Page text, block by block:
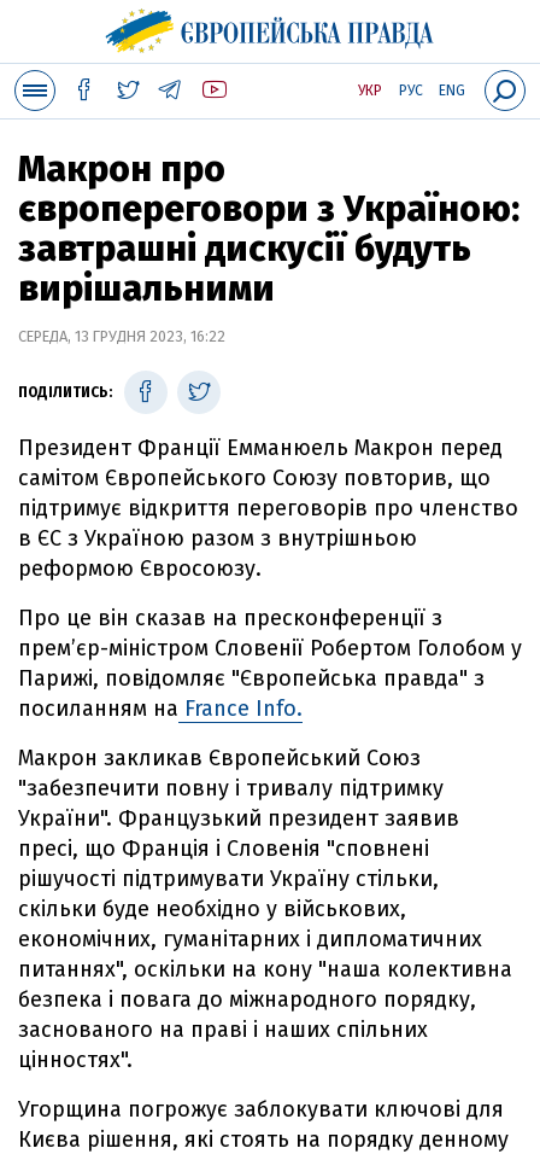
УКР РУС ENG
Макрон про
європереговори з Україною:
завтрашні дискусії будуть
вирішальними
СЕРЕДА, 13 ГРУДНЯ 2023, 16:22
ПОДІЛИТИСЬ:
Президент Франції Емманюель Макрон перед
самітом Європейського Союзу повторив, що
підтримує відкриття переговорів про членство
в ЄС з Україною разом з внутрішньою
реформою Євросоюзу.
Про це він сказав на пресконференції з
прем’єр-міністром Словенії Робертом Голобом у
Парижі, повідомляє "Європейська правда" з
посиланням на France Info.
Макрон закликав Європейський Союз
"забезпечити повну і тривалу підтримку
України". Французький президент заявив
пресі, що Франція і Словенія "сповнені
рішучості підтримувати Україну стільки,
скільки буде необхідно у військових,
економічних, гуманітарних і дипломатичних
питаннях", оскільки на кону "наша колективна
безпека і повага до міжнародного порядку,
заснованого на праві і наших спільних
цінностях".
Угорщина погрожує заблокувати ключові для
Києва рішення, які стоять на порядку денному